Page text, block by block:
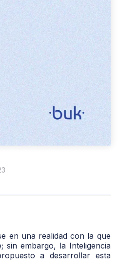
en una realidad con la que
sin embargo, la Inteligencia
a desarrollar esta